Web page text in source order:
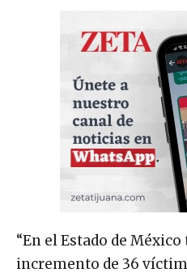
“En el Estado de
incremento de 36